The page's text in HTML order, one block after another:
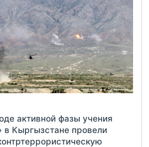
активной фазы учения
в Кыргызстане провели